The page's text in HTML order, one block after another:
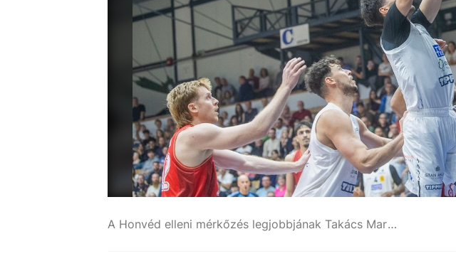
A Honvéd elleni mérkőzés legjobbjának Takács Martin bizonyult